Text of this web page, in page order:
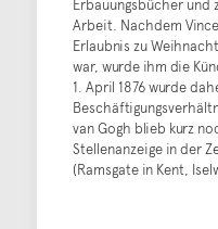
Erbauungsbücher und
Arbeit. Nachdem
Erlaubnis zu
war, wurde ihm die
1. April 1876 wurde
van Gogh blieb kurz
Stellenanzeige in der
(Ramsgate in Kent,